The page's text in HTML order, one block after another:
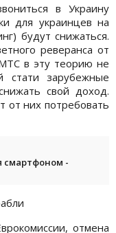
в Украину
для украинцев на
будут снижаться.
реверанса от
в эту теорию не
зарубежные
свой доход.
от них потребовать
смартфоном -
отмена